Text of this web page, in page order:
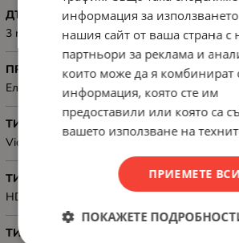
ДЪЛЖИНА, М
3 m
ПРЕДНАЗНАЧЕН ЗА
Електронна техника
ТИП
Video
ТИП КОНЕКТОР 1
HDMI-A 2.0, male
ТИП КОНЕКТОР 2
информация за
нашия сайт от ваша страна с
партньори за реклама и
които може да я комбинират
информация, която сте им
предоставили или която са
вашето използване на
ПРИЕМЕТЕ
ПОКАЖЕТЕ